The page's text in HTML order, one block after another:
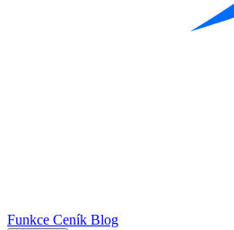
Funkce Ceník Blog